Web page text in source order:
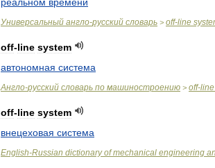
Универсальный англо-русский словарь > off-line
off-line system
автономная система
Англо-русский словарь по машиностроению > off-line
off-line system
внецеховая система
English-Russian dictionary of mechanical engineering